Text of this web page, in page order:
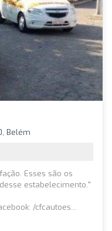
Belém
Esses são os
estabelecimento."
/cfcautoes...